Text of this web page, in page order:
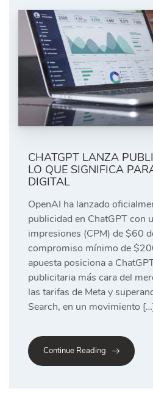
CHATGPT LANZA
LO QUE SIGNIFICA
DIGITAL
OpenAI ha lanzado
publicidad en ChatGPT con
impresiones (CPM) de $60
compromiso mínimo de
apuesta posiciona a
publicitaria más cara del
las tarifas de Meta y
Search, en un movimiento
Continue Reading